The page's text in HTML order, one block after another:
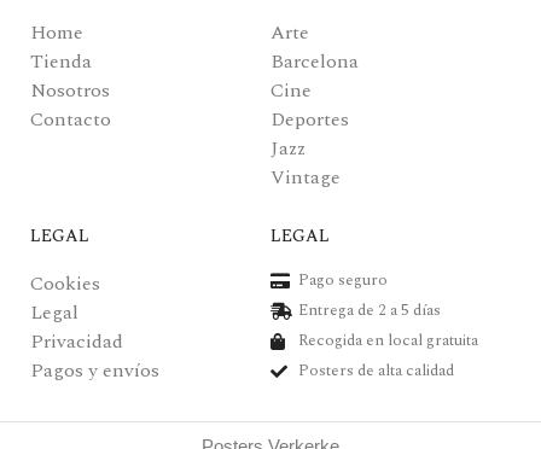
Home
Tienda
Nosotros
Contacto
Arte
Barcelona
Cine
Deportes
Jazz
Vintage
LEGAL
Cookies
Legal
Privacidad
Pagos y envíos
LEGAL
Pago seguro
Entrega de 2 a 5 días
Recogida en local gratuita
Posters de alta calidad